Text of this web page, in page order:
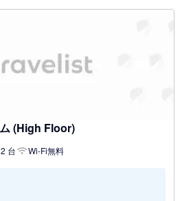
(High Floor)
台 Wi-Fi無料